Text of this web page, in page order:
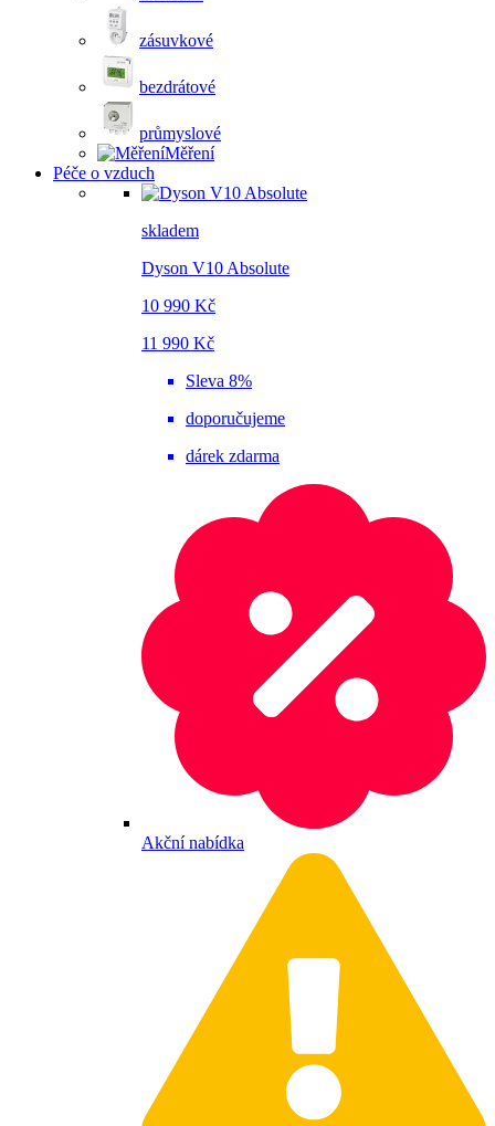
zásuvkové
bezdrátové
průmyslové
Měření
Péče o vzduch
skladem
Dyson V10 Absolute
10 990 Kč
11 990 Kč
Sleva 8%
doporučujeme
dárek zdarma
Akční nabídka